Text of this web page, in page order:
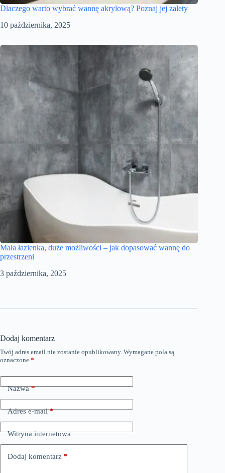
Dlaczego warto wybrać wannę akrylową? Poznaj jej zalety
10 października, 2025
Mała łazienka, duże możliwości – jak dopasować wannę do
przestrzeni
3 października, 2025
Dodaj komentarz
Twój adres email nie zostanie opublikowany. Wymagane pola są
oznaczone *
Nazwa*
Adres e-mail*
Witryna internetowa
Dodaj komentarz *